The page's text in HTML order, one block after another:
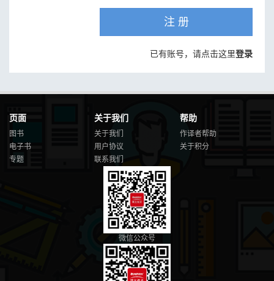
注 册
已有账号，请点击这里登录
页面
图书
电子书
专题
关于我们
关于我们
用户协议
联系我们
帮助
作译者帮助
关于积分
微信公众号